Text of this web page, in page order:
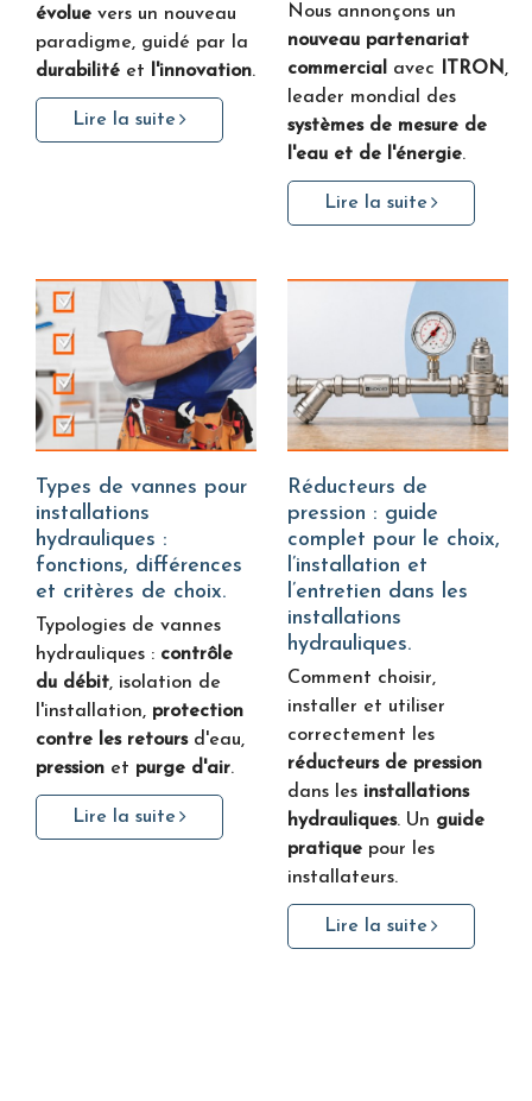
évolue vers un nouveau
paradigme, guidé par la
durabilité et l'innovation.
Lire la suite
Nous annonçons un
nouveau partenariat
commercial avec ITRON,
leader mondial des
systèmes de mesure de
l'eau et de l'énergie.
Lire la suite
Types de vannes pour
installations
hydrauliques :
fonctions, différences
et critères de choix.
Typologies de vannes
hydrauliques : contrôle
du débit, isolation de
l'installation, protection
contre les retoursd'eau,
pression et purge d'air.
Lire la suite
Réducteurs de
pression : guide
complet pour le choix,
l’installation et
l’entretien dans les
installations
hydrauliques.
Comment choisir,
installer et utiliser
correctement les
réducteurs de pression
dans les installations
hydrauliques. Un guide
pratique pour les
installateurs.
Lire la suite